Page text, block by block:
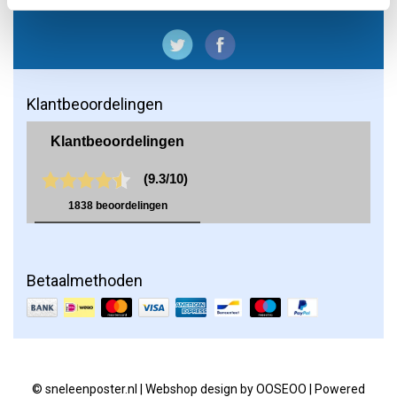
Klantbeoordelingen
Betaalmethoden
© sneleenposter.nl | Webshop design byOOSEOO | Powered